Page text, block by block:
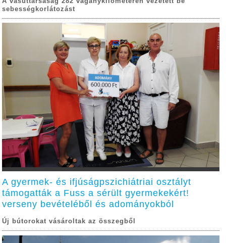
sebességkorlátozást
A gyermek- és ifjúságpszichiátriai osztályt
támogatták a Fuss a sérült gyermekekért!
verseny bevételéből és adományokból
Új bútorokat vásároltak az összegből